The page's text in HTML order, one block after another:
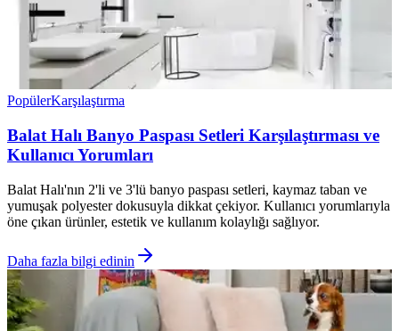
PopülerKarşılaştırma
Balat Halı Banyo Paspası Setleri Karşılaştırması ve
Kullanıcı Yorumları
Balat Halı'nın 2'li ve 3'lü banyo paspası setleri, kaymaz taban ve
yumuşak polyester dokusuyla dikkat çekiyor. Kullanıcı yorumlarıyla
öne çıkan ürünler, estetik ve kullanım kolaylığı sağlıyor.
Daha fazla bilgi edinin